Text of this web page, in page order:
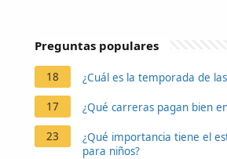
Preguntas populares
18 ¿Cuál es la temporada de
17 ¿Qué carreras pagan bien
23
¿Qué importancia tiene el
para niños?